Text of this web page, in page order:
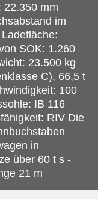
22.350 mm
im
SOK: 1.260
23.500 kg
C), 66,5 t
100
IB 116
RIV Die
in
über 60 t s -
21 m